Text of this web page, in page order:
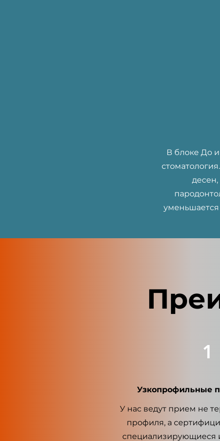
В блоке До
уменьшается
1
Узкопрофильные
У нас ведут прием не
профиля, а
специализирующиеся